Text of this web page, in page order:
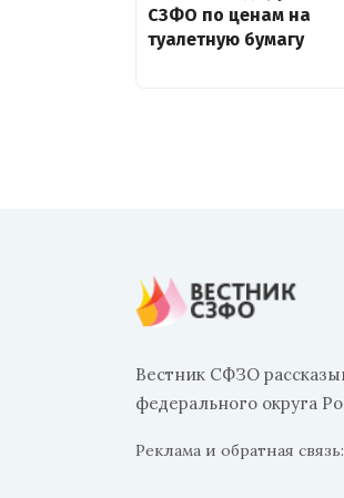
СЗФО по ценам на
туалетную бумагу
Вестник СФЗО
федерального округа
Реклама и обратная связь: